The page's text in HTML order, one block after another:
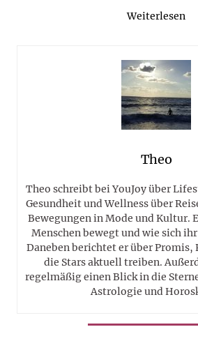
Weiterlesen
Theo
Theo schreibt bei YouJoy über
Gesundheit und Wellness über
Bewegungen in Mode und Kultur.
Menschen bewegt und wie sich
Daneben berichtet er über Promis,
die Stars aktuell treiben.
regelmäßig einen Blick in die
Astrologie und